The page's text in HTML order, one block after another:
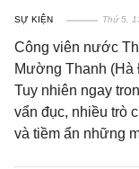
SỰ KIỆN Thứ 5,
Công viên nước
Mường Thanh (Hà
Tuy nhiên ngay
vẩn đục, nhiều trò
và tiềm ẩn những